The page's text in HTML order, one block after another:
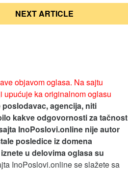
NEXT ARTICLE
objavom oglasa. Na sajtu
ka originalnom oglasu
agencija, niti
kakve odgovornosti za tačnost
InoPoslovi.online nije autor
posledice iz domena
u delovima oglasa su
InoPoslovi.online se slažete sa